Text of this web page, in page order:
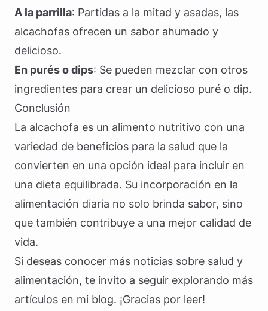
A la parrilla: Partidas a la mitad y asadas, las
alcachofas ofrecen un sabor ahumado y
delicioso.
En purés o dips: Se pueden mezclar con otros
ingredientes para crear un delicioso puré o dip.
Conclusión
La alcachofa es un alimento nutritivo con una
variedad de beneficios para la salud que la
convierten en una opción ideal para incluir en
una dieta equilibrada. Su incorporación en la
alimentación diaria no solo brinda sabor, sino
que también contribuye a una mejor calidad de
vida.
Si deseas conocer más noticias sobre salud y
alimentación, te invito a seguir explorando más
artículos en mi blog. ¡Gracias por leer!